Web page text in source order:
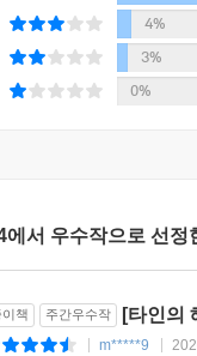
고된 이별ㅣ저주받은
다면ㅣ낯선 사람의 세상
의 범죄: 특정 장소와
아의 세 가지 실수ㅣ
말
4%
3%
0%
에서 우수작으로 선정
이책 주간우수작 [타인의
m*****9